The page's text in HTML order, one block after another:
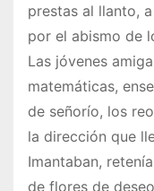
prestas al llanto,
por el abismo de
Las jóvenes
matemáticas,
de señorío, los
la dirección que
Imantaban,
de flores de